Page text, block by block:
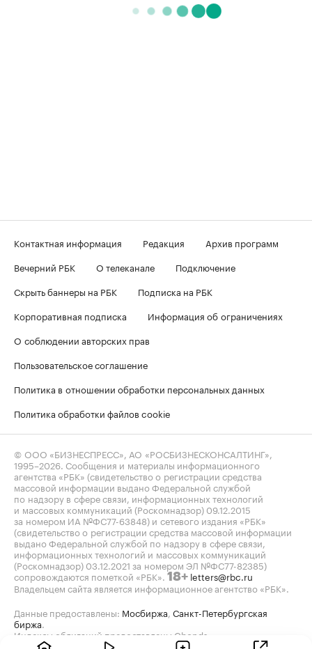
Контактная информация Редакция
Архив программ
Вечерний РБК
О телеканале
Подключение
Скрыть баннеры на РБК
Подписка на РБК
Корпоративная подписка
Информация об ограничениях
О соблюдении авторских прав
Пользовательское соглашение
Политика в отношении обработки персональных данных
Политика обработки файлов cookie
© ООО «БИЗНЕСПРЕСС», АО «РОСБИЗНЕСКОНСАЛТИНГ»,
1995–2026 . Сообщения и материалы информационного
агентства «РБК» (свидетельство о регистрации средства
массовой информации выдано Федеральной службой
по надзору в сфере связи, информационных технологий
и массовых коммуникаций (Роскомнадзор) 09.12.2015
за номером ИА №ФС77-63848) и сетевого издания «РБК»
(свидетельство о регистрации средства массовой информации
выдано Федеральной службой по надзору в сфере связи,
информационных технологий и массовых коммуникаций
(Роскомнадзор) 03.12.2021 за номером ЭЛ №ФС77-82385)
сопровождаются пометкой «РБК». 18+ letters@rbc.ru
Владельцем сайта является информационное агентство «РБК».
Данные предоставлены: Мосбиржа Санкт-Петербургская
биржа
Индексы облигаций предоставлены Cbonds.